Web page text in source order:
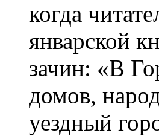
когда
январской
зачин: «В
домов,
уездный